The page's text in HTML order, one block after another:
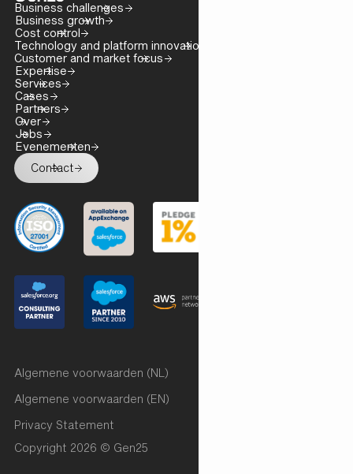
Business challenges
Business growth
Cost control
Technology and platform innovation
Customer and market focus
Expertise
Services
Cases
Partners
Over
Jobs
Evenementen
Contact
Algemene voorwaarden (NL)
Algemene voorwaarden (EN)
Privacy Statement
Copyright 2026 © Gen25